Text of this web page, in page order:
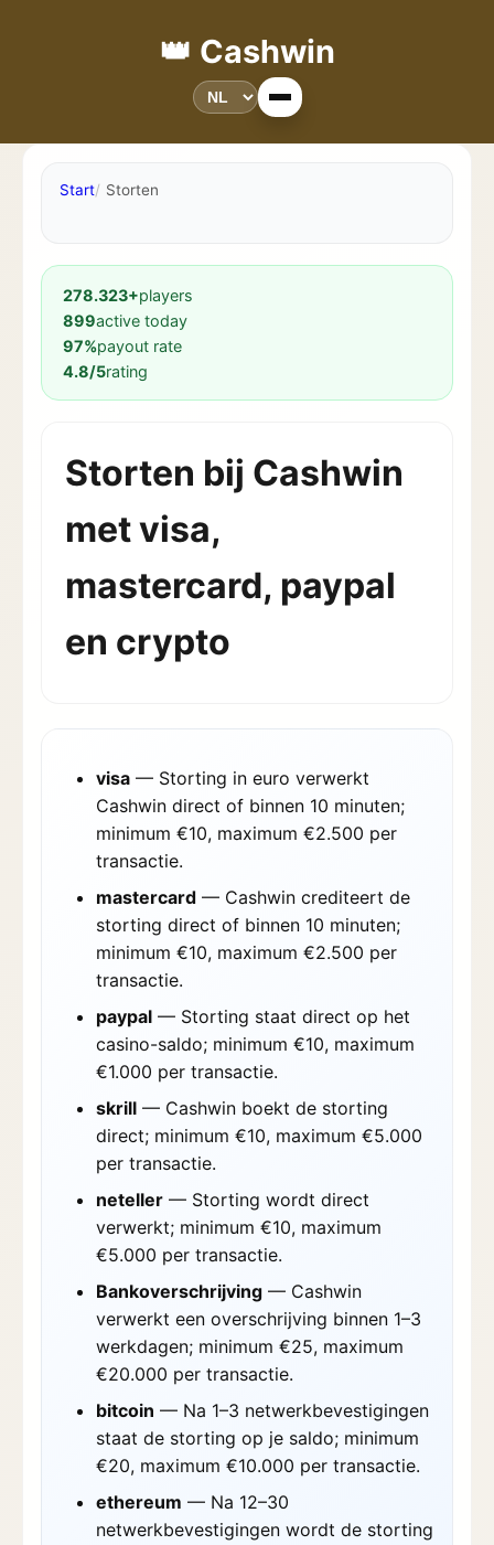
👑 Cashwin
Start Storten
278.323+players
899active today
97%payout rate
4.8/5rating
Storten bij Cashwin
met visa,
mastercard, paypal
en crypto
visa— Storting in euro verwerkt
Cashwin direct of binnen 10 minuten;
minimum €10, maximum €2.500 per
transactie.
mastercard— Cashwin crediteert de
storting direct of binnen 10 minuten;
minimum €10, maximum €2.500 per
transactie.
paypal— Storting staat direct op het
casino-saldo; minimum €10, maximum
€1.000 per transactie.
skrill— Cashwin boekt de storting
direct; minimum €10, maximum €5.000
per transactie.
neteller— Storting wordt direct
verwerkt; minimum €10, maximum
€5.000 per transactie.
Bankoverschrijving— Cashwin
verwerkt een overschrijving binnen 1–3
werkdagen; minimum €25, maximum
€20.000 per transactie.
bitcoin — Na 1–3 netwerkbevestigingen
staat de storting op je saldo; minimum
€20, maximum €10.000 per transactie.
ethereum — Na 12–30
netwerkbevestigingen wordt de storting